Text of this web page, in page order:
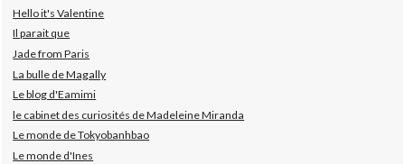
Hello it's Valentine
Il parait que
Jade from Paris
La bulle de Magally
Le blog d'Eamimi
le cabinet des curiosités de Madeleine Miranda
Le monde de Tokyobanhbao
Le monde d'Ines